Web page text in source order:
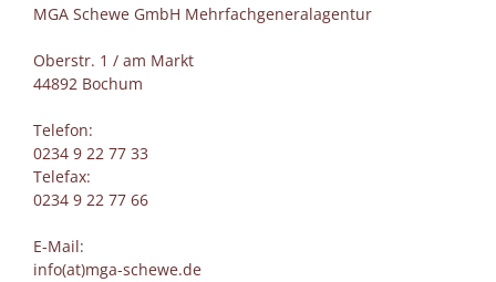
MGA Schewe GmbH Mehrfachgeneralagentur
Oberstr. 1 / am Markt
44892 Bochum
Telefon:
0234 9 22 77 33
Telefax:
0234 9 22 77 66
E-Mail:
info(at)mga-schewe.de